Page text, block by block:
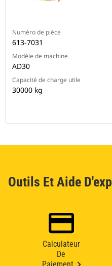
Numéro de pièce
613-7031
Modèle de machine
AD30
Capacité de charge utile
30000 kg
Outils Et Aide
Calculateur
De